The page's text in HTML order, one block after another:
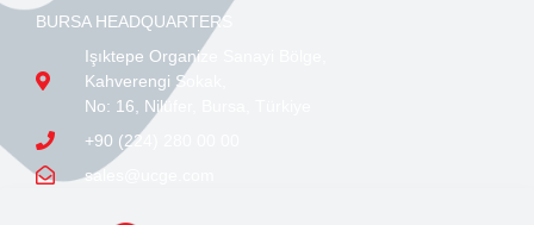
BURSA HEADQUARTERS
Işıktepe Organize Sanayi Bölge,
Kahverengi Sokak,
No: 16, Nilüfer, Bursa, Türkiye
+90 (224) 280 00 00
sales@ucge.com